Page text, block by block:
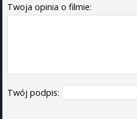
Twoja opinia o filmie:
Twój podpis: